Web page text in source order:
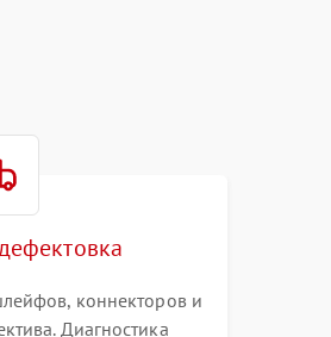
коннекторов и
Диагностика